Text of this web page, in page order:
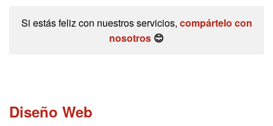
Si estás feliz con nuestros servicios, compártelo con
nosotros 😊
Diseño Web